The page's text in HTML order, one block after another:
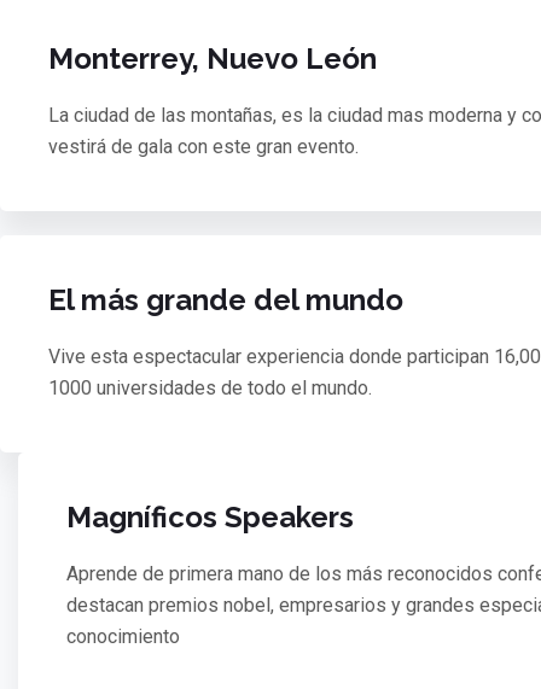
Monterrey, Nuevo León
La ciudad de las montañas, es la ciudad mas moderna y
vestirá de gala con este gran evento.
El más grande del mundo
Vive esta espectacular experiencia donde participan
1000 universidades de todo el mundo.
Magníficos Speakers
Aprende de primera mano de los más reconocidos
destacan premios nobel, empresarios y grandes
conocimiento